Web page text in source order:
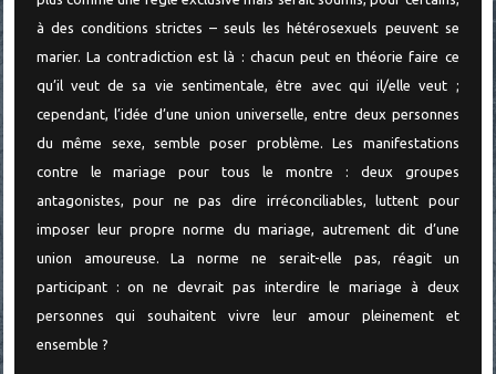
à des conditions strictes – seuls les hétérosexuels peuvent se
marier. La contradiction est là : chacun peut en théorie faire ce
qu’il veut de sa vie sentimentale, être avec qui il/elle veut ;
cependant, l’idée d’une union universelle, entre deux personnes
du même sexe, semble poser problème. Les manifestations
contre le mariage pour tous le montre : deux groupes
antagonistes, pour ne pas dire irréconciliables, luttent pour
imposer leur propre norme du mariage, autrement dit d’une
union amoureuse. La norme ne serait-elle pas, réagit un
participant : on ne devrait pas interdire le mariage à deux
personnes qui souhaitent vivre leur amour pleinement et
ensemble ?